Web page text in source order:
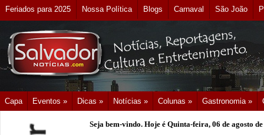
Feriados para 2025 Nossa Política Blogs Carnaval São João
Capa Eventos » Dicas » Notícias » Colunas » Gastronomia »
Seja bem-vindo. Hoje é Quinta-feira, 06 de agosto